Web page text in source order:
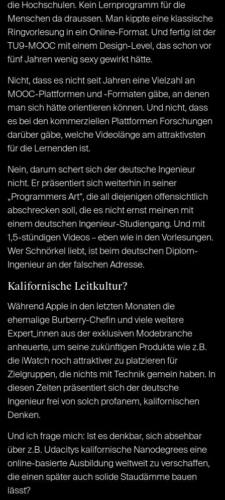
die Hochschulen. Kein Lernprogramm für die
Menschen da draussen. Man kippte eine klassische
Ringvorlesung in ein Online-Format. Und fertig ist der
TU9-MOOC mit einem Design-Level, das schon vor
fünf Jahren wenig sexy gewirkt hätte.
Nicht, dass es nicht seit Jahren eine Vielzahl an
MOOC-Plattformen und -Formaten gäbe, an denen
man sich hätte orientieren können. Und nicht, dass
es bei den kommerziellen Plattformen Forschungen
darüber gäbe, welche Videolänge am attraktivsten
für die Lernenden ist.
Nein, darum schert sich der deutsche Ingenieur
nicht. Er präsentiert sich weiterhin in seiner
„Programmers Art“, die all diejenigen offensichtlich
abschrecken soll, die es nicht ernst meinen mit
einem deutschen Ingenieur-Studiengang. Und mit
1,5-stündigen Videos – eben wie in den Vorlesungen.
Wer Schnörkel liebt, ist beim deutschen Diplom-
Ingenieur an der falschen Adresse.
Kalifornische Leitkultur?
Während Apple in den letzten Monaten die
ehemalige Burberry-Chefin und viele weitere
Expert_innen aus der exklusiven Modebranche
anheuerte, um seine zukünftigen Produkte wie z.B.
die iWatch noch attraktiver zu platzieren für
Zielgruppen, die nichts mit Technik gemein haben. In
diesen Zeiten präsentiert sich der deutsche
Ingenieur frei von solch profanem, kalifornischen
Denken.
Und ich frage mich: Ist es denkbar, sich absehbar
über z.B. Udacitys kalifornische Nanodegrees eine
online-basierte Ausbildung weltweit zu verschaffen,
die einen später auch solide Staudämme bauen
lässt?